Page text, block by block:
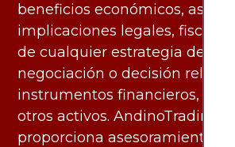
beneficios económicos, así
implicaciones legales, fiscales
de cualquier estrategia de
negociación o decisión
instrumentos financieros,
otros activos.
proporciona asesoramiento